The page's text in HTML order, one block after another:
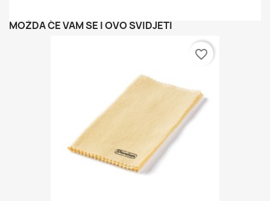
MOŽDA ĆE VAM SE I OVO SVIDJETI
favorite_border